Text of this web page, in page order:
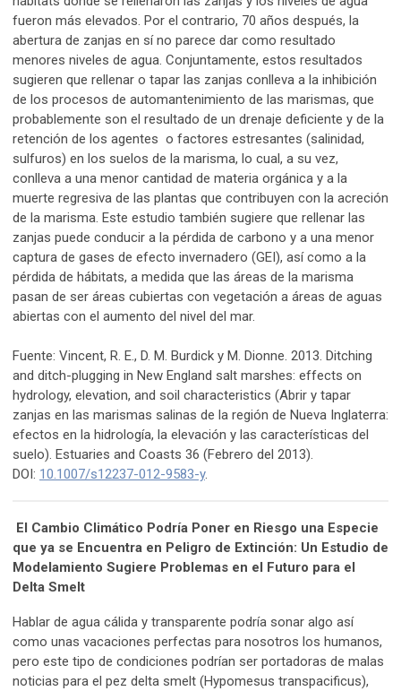
fueron más elevados. Por el contrario, 70 años después, la
abertura de zanjas en sí no parece dar como resultado
menores niveles de agua. Conjuntamente, estos resultados
sugieren que rellenar o tapar las zanjas conlleva a la inhibición
de los procesos de automantenimiento de las marismas, que
probablemente son el resultado de un drenaje deficiente y de la
retención de los agentes o factores estresantes (salinidad,
sulfuros) en los suelos de la marisma, lo cual, a su vez,
conlleva a una menor cantidad de materia orgánica y a la
muerte regresiva de las plantas que contribuyen con la acreción
de la marisma. Este estudio también sugiere que rellenar las
zanjas puede conducir a la pérdida de carbono y a una menor
captura de gases de efecto invernadero (GEI), así como a la
pérdida de hábitats, a medida que las áreas de la marisma
pasan de ser áreas cubiertas con vegetación a áreas de aguas
abiertas con el aumento del nivel del mar.
Fuente: Vincent, R. E., D. M. Burdick y M. Dionne. 2013. Ditching
and ditch-plugging in New England salt marshes: effects on
hydrology, elevation, and soil characteristics (Abrir y tapar
zanjas en las marismas salinas de la región de Nueva Inglaterra:
efectos en la hidrología, la elevación y las características del
suelo). Estuaries and Coasts 36 (Febrero del 2013).
DOI: 10.1007/s12237-012-9583-y.
El Cambio Climático Podría Poner en Riesgo una Especie
que ya se Encuentra en Peligro de Extinción: Un Estudio de
Modelamiento Sugiere Problemas en el Futuro para el
Delta Smelt
Hablar de agua cálida y transparente podría sonar algo así
como unas vacaciones perfectas para nosotros los humanos,
pero este tipo de condiciones podrían ser portadoras de malas
noticias para el pez delta smelt (Hypomesus transpacificus),